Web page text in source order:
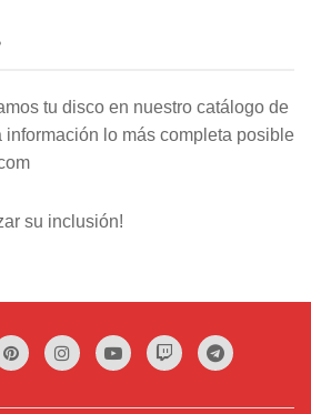
tu disco en nuestro catálogo de
lo más completa posible
su inclusión!